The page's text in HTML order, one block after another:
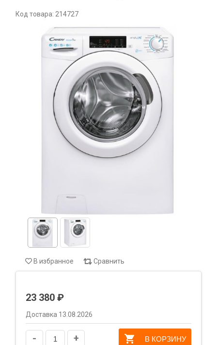
Код товара: 214727
В избранное Сравнить
23 380 ₽
Доставка 13.08.2026
- + В КОРЗИНУ